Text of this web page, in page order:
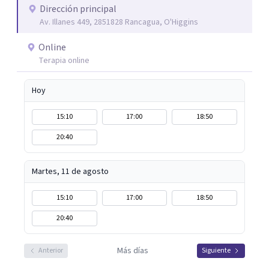
Dirección principal
Av. Illanes 449, 2851828 Rancagua, O'Higgins
Online
Terapia online
Hoy
15:10 17:00
18:50
20:40
Martes, 11 de agosto
15:10 17:00
18:50
20:40
Anterior Más días Siguiente